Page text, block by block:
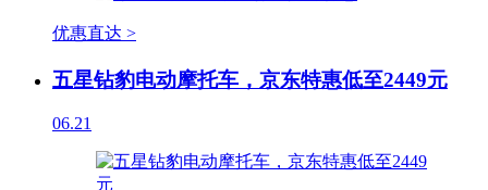
优惠直达 >
五星钻豹电动摩托车，京东特惠低至2449元
06.21